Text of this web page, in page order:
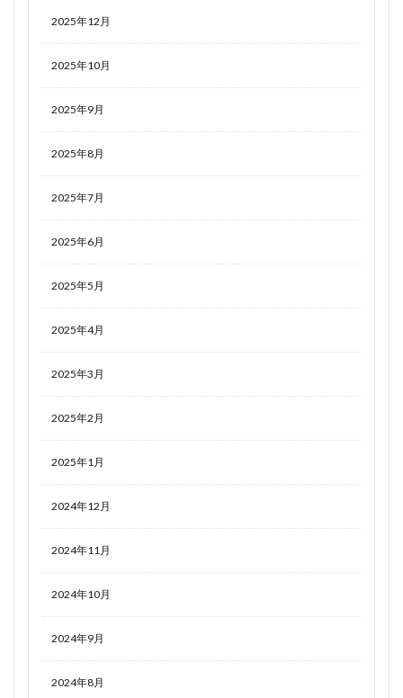
2025年12月
2025年10月
2025年9月
2025年8月
2025年7月
2025年6月
2025年5月
2025年4月
2025年3月
2025年2月
2025年1月
2024年12月
2024年11月
2024年10月
2024年9月
2024年8月